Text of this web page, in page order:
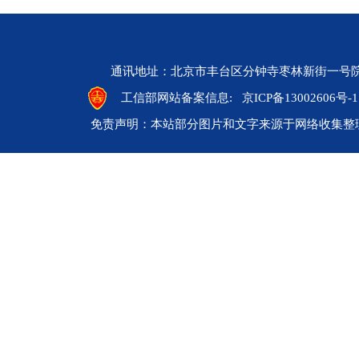
通讯地址：北京市丰台区分钟寺枣林新街一
工信部网站备案信息: 京ICP备13002606号-1
免责声明：本站部分图片和文字来源于网络收集